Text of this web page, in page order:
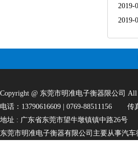
2019-
2019-
Copyright@东莞市明准电子衡器限公司
电话：13790616609|0769-88511156
传
地址:广东省东莞市望牛墩镇镇中路26号
东莞市明准电子衡器有限公司主要从事汽